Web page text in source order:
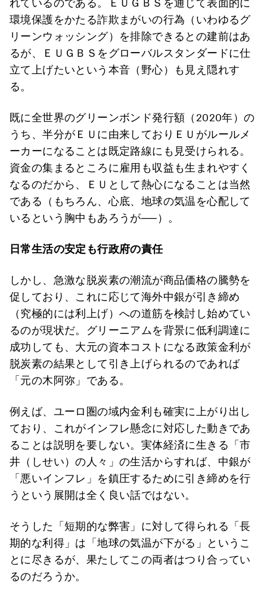
れているのである。ＥＵＧＢＳを通じて表面的に
環境保護をかたる詐欺まがいの行為（いわゆるグ
リーンウォッシング）を排除できるとの建前はあ
るが、ＥＵＧＢＳをグローバルスタンダードに仕
立て上げたいという本音（野心）も見え隠れす
る。
既に全世界のグリーンボンド発行額（2020年）の
うち、半分がＥＵに由来しておりＥＵがルールメ
ーカーになることは既定路線にも見受けられる。
資金の集まるところに雇用も収益も生まれやすく
なるのだから、ＥＵとして熱心になることは当然
である（もちろん、心底、地球の気温を心配して
いるという胸中もあろうが──）。
日常生活の安定も行政府の責任
しかし、急激な脱炭素の潮流が商品価格の騰勢を
促しており、これに応じて海外中銀が引き締め
（究極的には利上げ）への道筋を検討し始めてい
るのが現状だ。グリーニアムを背景に低利調達に
成功しても、大元の資本コストになる政策金利が
脱炭素の結果として引き上げられるのであれば
「元の木阿弥」である。
例えば、ユーロ圏の域内金利も確実に上がり出し
ており、これがインフレ懸念に対応した動きであ
ることは説明を要しない。実体経済に生きる「市
井（しせい）の人々」の生活からすれば、中銀が
「悪いインフレ」を鎮圧するために引き締めを行
うという展開は全く良い話ではない。
そうした「短期的な弊害」に対して得られる「長
期的な利得」は「地球の気温が下がる」というこ
とに尽きるが、果たしてこの両者はつり合ってい
るのだろうか。